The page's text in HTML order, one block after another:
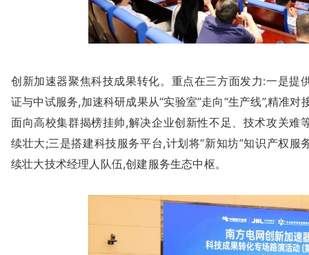
创新加速器聚焦科技成果转化。重点在三方面发力:一是提
证与中试服务,加速科研成果从“实验室”走向“生产线”,精准对
面向高校集群揭榜挂帅,解决企业创新性不足、技术攻关难
续壮大;三是搭建科技服务平台,计划将“新知坊”知识产权服
续壮大技术经理人队伍,创建服务生态中枢。